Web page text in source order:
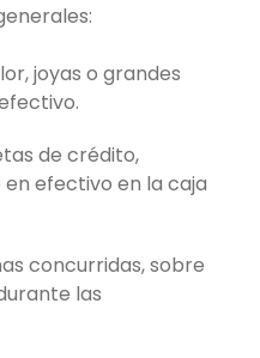
joyas o grandes
de crédito,
efectivo en la caja
concurridas, sobre
las